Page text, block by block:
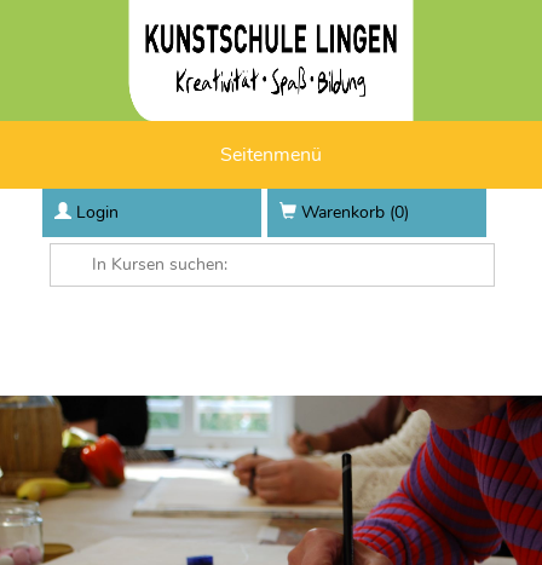
Seitenmenü
Login Warenkorb (0)